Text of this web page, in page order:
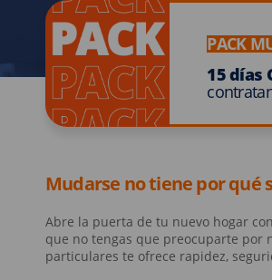
PACK
15 días
Mudarse no tiene por qué
Abre la puerta de tu nuevo hogar
que no tengas que preocuparte por
particulares te ofrece rapidez,